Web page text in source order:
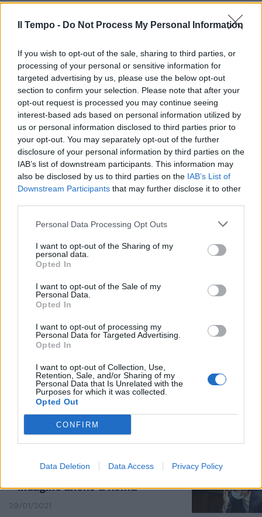
Il Tempo - Do Not Process My Personal Information
If you wish to opt-out of the sale, sharing to third parties, or
processing of your personal or sensitive information for
targeted advertising by us, please use the below opt-out
section to confirm your selection. Please note that after your
opt-out request is processed you may continue seeing
interest-based ads based on personal information utilized by
us or personal information disclosed to third parties prior to
your opt-out. You may separately opt-out of the further
disclosure of your personal information by third parties on the
IAB’s list of downstream participants. This information may
also be disclosed by us to third parties on the IAB’s List of
Downstream Participants that may further disclose it to other
Personal Data Processing Opt Outs
I want to opt-out of the Sharing of my
personal data.
Opted In
I want to opt-out of the Sale of my
Personal Data.
Opted In
I want to opt-out of processing my
Personal Data for Targeted Advertising.
Opted In
I want to opt-out of Collection, Use,
Retention, Sale, and/or Sharing of my
Personal Data that Is Unrelated with the
Purposes for which it was collected.
Opted Out
CONFIRM
Data Deletion Data Access Privacy Policy
INCHIESTA
Soldi, favori e 'ndrangheta. Il Pd
17/04/2021
L'INCHIESTA DI BERGAMO
L'indagine si allarga, chi trema
dopo la bomba del piano
pandemico
13/04/2021
INCHIESTA
Il dg della sanità del Veneto: mi
hanno torchiato sui vaccini
INCHIESTA INQUINAMENTO
Occhio, che Zingaretti punta a
un bel colpo di spugna con
dentro tutti
19/02/2021
INCHIESTA
Caso mascherine, la difesa di
Mario Benotti: ha agito su
richiesta di Arcuri
Indagine anche a Roma
29/01/2021